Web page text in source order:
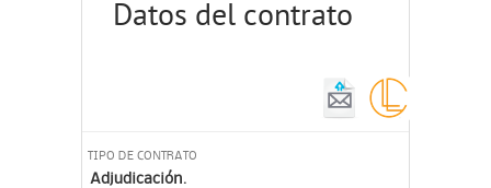
Datos del contrato
TIPO DE CONTRATO
Adjudicación.